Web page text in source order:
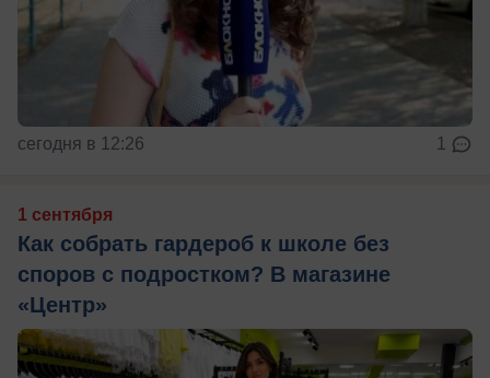
сегодня в 12:26 1
1 сентября
Как собрать гардероб к школе без
споров с подростком? В магазине
«Центр»